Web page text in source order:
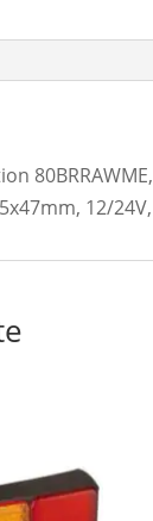
12/